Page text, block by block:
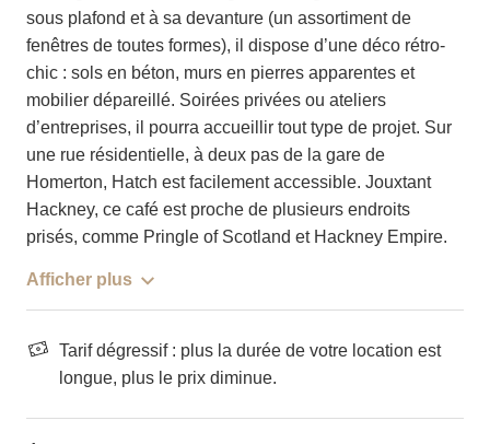
sous plafond et à sa devanture (un assortiment de
fenêtres de toutes formes), il dispose d’une déco rétro-
chic : sols en béton, murs en pierres apparentes et
mobilier dépareillé. Soirées privées ou ateliers
d’entreprises, il pourra accueillir tout type de projet. Sur
une rue résidentielle, à deux pas de la gare de
Homerton, Hatch est facilement accessible. Jouxtant
Hackney, ce café est proche de plusieurs endroits
prisés, comme Pringle of Scotland et Hackney Empire.
Afficher plus
Tarif dégressif : plus la durée de votre location est
longue, plus le prix diminue.